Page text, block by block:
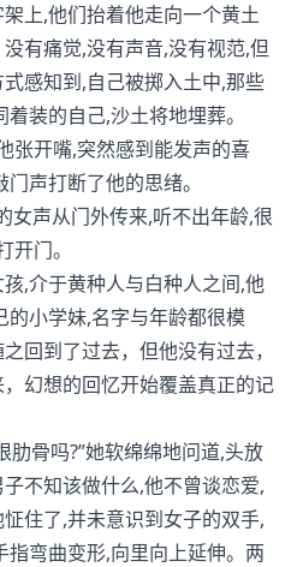
上,他们抬着他走向一个黄土
有痛觉,没有声音,没有视范,但
感知到,自己被掷入土中,那些
装的自己,沙土将地埋葬。
张开嘴,突然感到能发声的喜
声打断了他的思绪。
女声从门外传来,听不出年龄,很
门。
,介于黄种人与白种人之间,他
的小学妹,名字与年龄都很模
回到了过去，但他没有过去，
幻想的回忆开始覆盖真正的记
肋骨吗?”她软绵绵地问道,头放
不知该做什么,他不曾谈恋爱,
住了,并未意识到女子的双手,
弯曲变形,向里向上延伸。两